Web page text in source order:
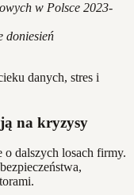
w Polsce 2023-
doniesień
na kryzysy
o dalszych losach firmy.